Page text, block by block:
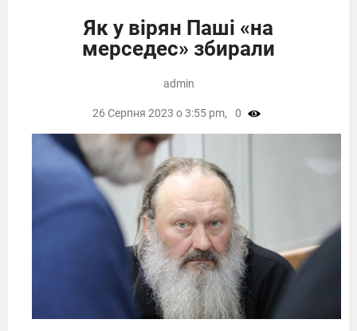
Як у вірян Паші «на
мерседес» збирали
admin
26 Серпня 2023 о 3:55 pm, 0